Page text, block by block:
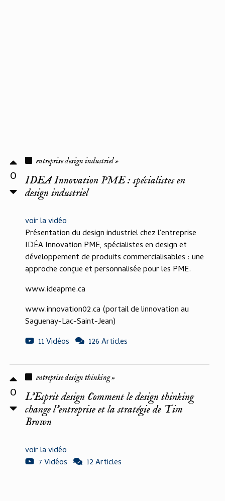
0
entreprise design industriel »
IDEA Innovation PME : spécialistes en
design industriel
voir la vidéo
Présentation du design industriel chez l'entreprise
IDÉA Innovation PME, spécialistes en design et
développement de produits commercialisables : une
approche conçue et personnalisée pour les PME.
www.ideapme.ca
www.innovation02.ca (portail de linnovation au
Saguenay-Lac-Saint-Jean)
11 Vidéos
126 Articles
0
entreprise design thinking »
L'Esprit design Comment le design thinking
change l'entreprise et la stratégie de Tim
Brown
voir la vidéo
7 Vidéos
12 Articles